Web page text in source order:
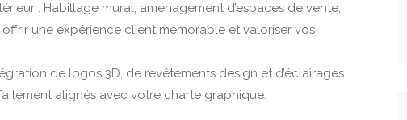
: Habillage mural, aménagement d’espaces de vente,
une expérience client mémorable et valoriser vos
de logos 3D, de revêtements design et d’éclairages
alignés avec votre charte graphique.